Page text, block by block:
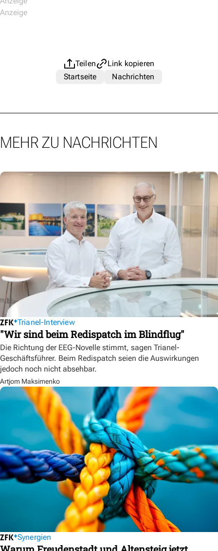
Teilen
Link kopieren
Startseite
Nachrichten
MEHR ZU NACHRICHTEN
Trianel-Interview
"Wir sind beim Redispatch im Blindflug"
Die Richtung der EEG-Novelle stimmt, sagen Trianel-
Geschäftsführer. Beim Redispatch seien die Auswirkungen
jedoch noch nicht absehbar.
Artjom Maksimenko
Synergien